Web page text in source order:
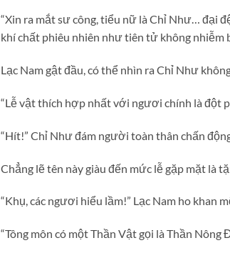
“Xin ra mắt sư công, tiểu nữ là Chỉ Như… đại
khí chất phiêu nhiên như tiên tử không
Lạc Nam gật đầu, có thể nhìn ra Chỉ Như
“Lễ vật thích hợp nhất với ngươi chính là đột
“Hít!” Chỉ Như đám người toàn thân chấn
Chẳng lẽ tên này giàu đến mức lễ gặp mặt là
“Khụ, các ngươi hiểu lầm!” Lạc Nam ho khan
“Tông môn có một Thần Vật gọi là Thần